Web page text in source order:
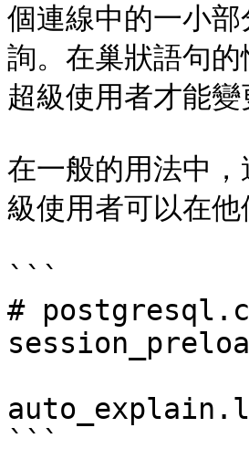
個連線中的一小
詢。在巢狀語句
超級使用者才能變
在一般的用法中
級使用者可以在
```
#
```